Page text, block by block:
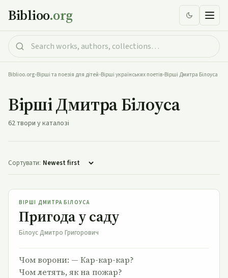
Biblioo.org
Biblioo.org•Вірші та поезія для дітей•Вірші українських поетів•Вірші Дмитра Білоуса
Вірші Дмитра Білоуса
62 твори у каталозі
Сортувати:
Пригода у саду
ВІРШІ ДМИТРА БІЛОУСА
Пригода у саду
Білоус Дмитро Григорович
Чом ворони: — Кар-кар-кар?
Чом летять, як на пожар?